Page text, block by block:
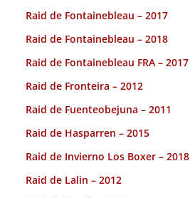
Raid de Fontainebleau – 2017
Raid de Fontainebleau – 2018
Raid de Fontainebleau FRA – 2017
Raid de Fronteira – 2012
Raid de Fuenteobejuna – 2011
Raid de Hasparren – 2015
Raid de Invierno Los Boxer – 2018
Raid de Lalin – 2012